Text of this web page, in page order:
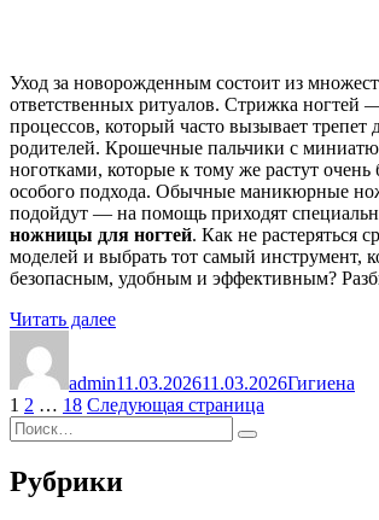
Уход за новорожденным состоит из
ответственных ритуалов. Стрижка ногтей
процессов, который часто вызывает
родителей. Крошечные пальчики с
ноготками, которые к тому же растут очень
особого подхода. Обычные маникюрные
подойдут — на помощь приходят
ножницы для ногтей. Как не растеряться
моделей и выбрать тот самый инструмент,
безопасным, удобным и эффективным?
Читать далее«Детские
ногтей:
выбираем
инструмент
нежных
admin11.03.202611.03.2026Гигиена
Пагинация
записей
Страница
1 Страница
2 … Страница
18 Следующая страница
Искать:
Поиск
Рубрики